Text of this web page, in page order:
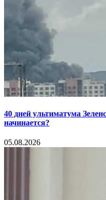
40 дней ультиматума
начинается?
05.08.2026